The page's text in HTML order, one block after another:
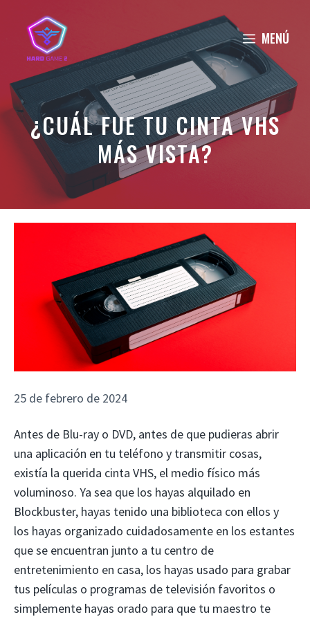
contenido
MENÚ
¿CUÁL FUE TU CINTA VHS
MÁS VISTA?
25 de febrero de 2024
Antes de Blu-ray o DVD, antes de que pudieras abrir
una aplicación en tu teléfono y transmitir cosas,
existía la querida cinta VHS, el medio físico más
voluminoso. Ya sea que los hayas alquilado en
Blockbuster, hayas tenido una biblioteca con ellos y
los hayas organizado cuidadosamente en los estantes
que se encuentran junto a tu centro de
entretenimiento en casa, los hayas usado para grabar
tus películas o programas de televisión favoritos o
simplemente hayas orado para que tu maestro te